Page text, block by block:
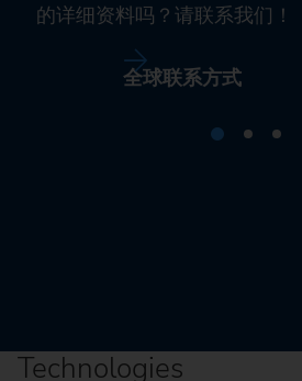
的详细资料吗？请联系我们！
全球联系方式
Technologies